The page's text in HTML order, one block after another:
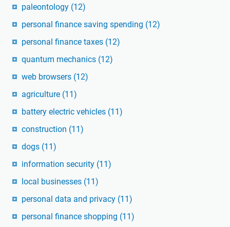
paleontology (12)
personal finance saving spending (12)
personal finance taxes (12)
quantum mechanics (12)
web browsers (12)
agriculture (11)
battery electric vehicles (11)
construction (11)
dogs (11)
information security (11)
local businesses (11)
personal data and privacy (11)
personal finance shopping (11)